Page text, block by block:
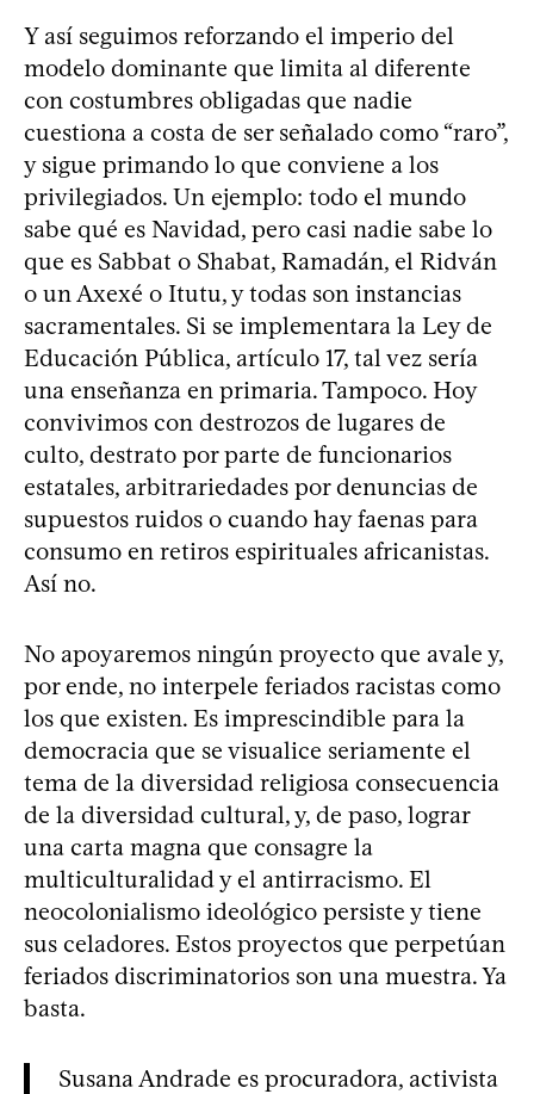
Y así seguimos reforzando el imperio del
modelo dominante que limita al diferente
con costumbres obligadas que nadie
cuestiona a costa de ser señalado como “raro”,
y sigue primando lo que conviene a los
privilegiados. Un ejemplo: todo el mundo
sabe qué es Navidad, pero casi nadie sabe lo
que es Sabbat o Shabat, Ramadán, el Ridván
o un Axexé o Itutu, y todas son instancias
sacramentales. Si se implementara la Ley de
Educación Pública, artículo 17, tal vez sería
una enseñanza en primaria. Tampoco. Hoy
convivimos con destrozos de lugares de
culto, destrato por parte de funcionarios
estatales, arbitrariedades por denuncias de
supuestos ruidos o cuando hay faenas para
consumo en retiros espirituales africanistas.
Así no.
No apoyaremos ningún proyecto que avale y,
por ende, no interpele feriados racistas como
los que existen. Es imprescindible para la
democracia que se visualice seriamente el
tema de la diversidad religiosa consecuencia
de la diversidad cultural, y, de paso, lograr
una carta magna que consagre la
multiculturalidad y el antirracismo. El
neocolonialismo ideológico persiste y tiene
sus celadores. Estos proyectos que perpetúan
feriados discriminatorios son una muestra. Ya
basta.
Susana Andrade es procuradora, activista